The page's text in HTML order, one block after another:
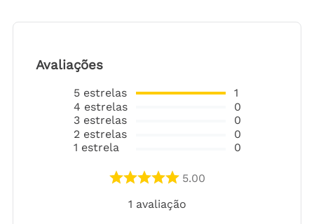
Avaliações
5 estrelas
4 estrelas
3 estrelas
2 estrelas
1 estrela
1
0
0
0
0
5.00
1 avaliação